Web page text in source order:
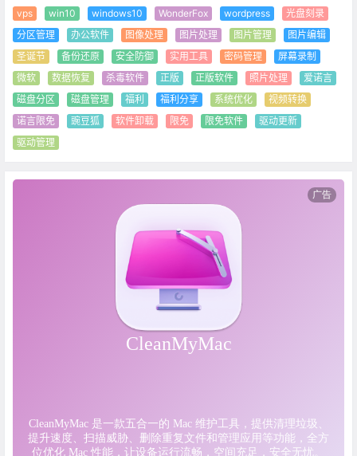
vps
win10 windows10 WonderFox wordpress
光盘刻录
分区管理
办公软件 图像处理 图片处理 图片管理
图片编辑
圣诞节
备份还原 安全防御 实用工具 密码管理
屏幕录制
微软
数据恢复 杀毒软件 正版 正版软件 照片处理
爱诺言
磁盘分区
磁盘管理 福利 福利分享 系统优化
视频转换
诺言限免
豌豆狐 软件卸载 限免 限免软件
驱动更新
驱动管理